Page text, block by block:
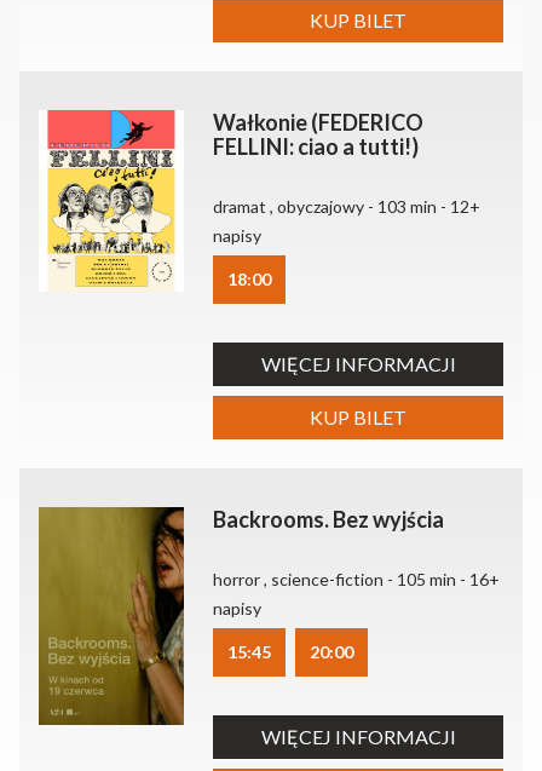
KUP BILET
Wałkonie (FEDERICO
FELLINI: ciao a tutti!)
dramat , obyczajowy - 103 min - 12+
napisy
18:00
WIĘCEJ INFORMACJI
KUP BILET
Backrooms. Bez wyjścia
horror , science-fiction - 105 min - 16+
napisy
15:45 20:00
WIĘCEJ INFORMACJI